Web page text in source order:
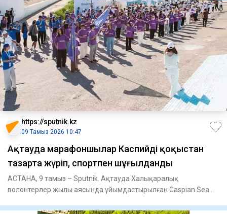
https://sputnik.kz
09 Тамыз 2026 10:47
Ақтауда марафоншылар Каспийді қоқыстан
тазарта жүріп, спортпен шұғылданды
АСТАНА, 9 тамыз – Sputnik. Ақтауда Халықаралық
волонтерлер жылы аясында ұйымдастырылған Caspian Sea